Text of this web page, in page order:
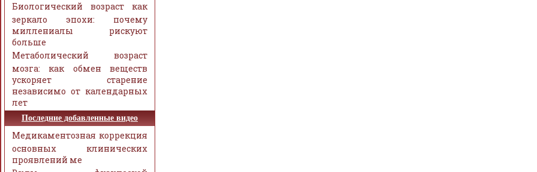
Биологический возраст как
зеркало эпохи: почему
миллениалы рискуют
больше
Метаболический возраст
мозга: как обмен веществ
ускоряет старение
независимо от календарных
лет
Последние добавленные видео
Медикаментозная коррекция
основных клинических
проявлений ме